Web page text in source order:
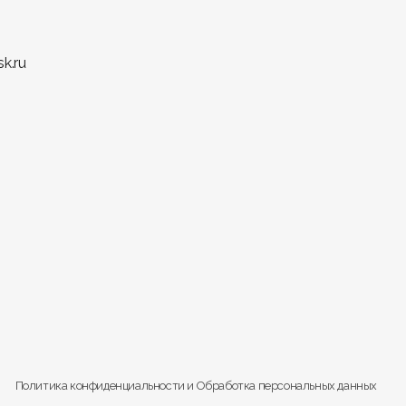
Политика конфиденциальности и Обработка персональных данных